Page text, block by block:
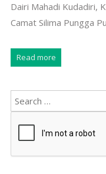
Dairi Mahadi Kudadiri,
Camat Silima Pungga
Read more